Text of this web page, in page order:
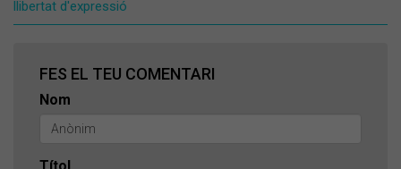
llibertat d'expressió
FES EL TEU COMENTARI
Nom
Títol